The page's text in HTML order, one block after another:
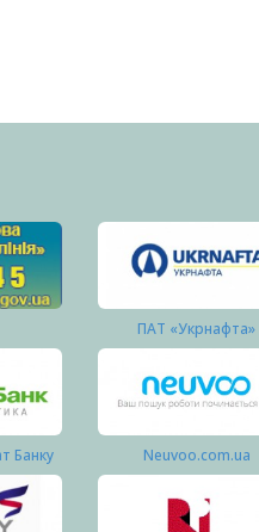
ПАТ «Укрнафта»
Банку Neuvoo.com.ua